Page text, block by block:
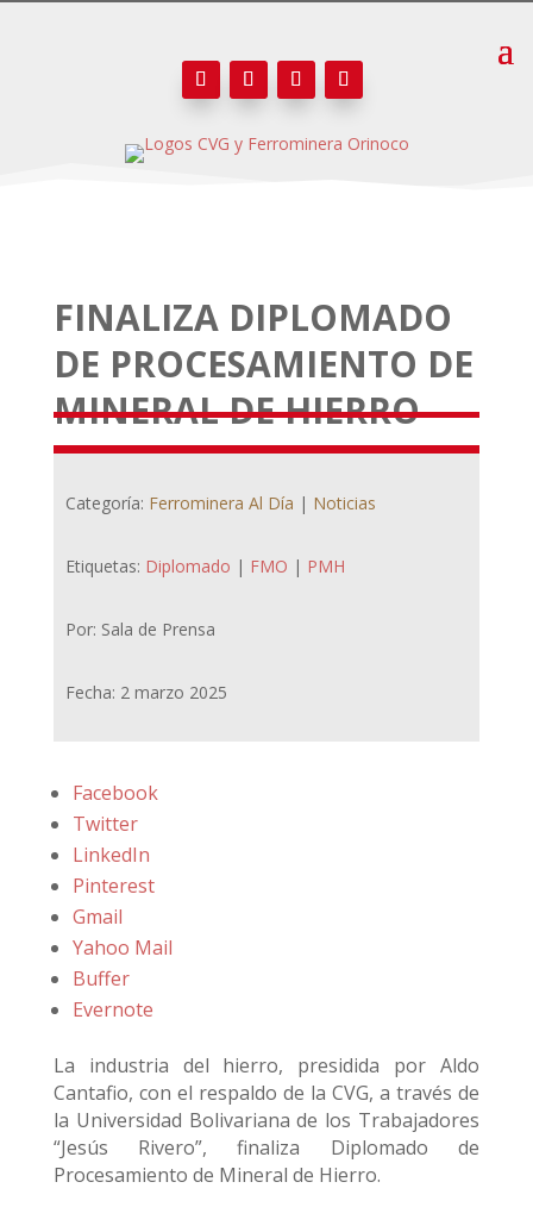
FINALIZA DIPLOMADO
DE PROCESAMIENTO DE
MINERAL DE HIERRO
Categoría: Ferrominera Al Día | Noticias
Etiquetas: Diplomado | FMO | PMH
Por: Sala de Prensa
Fecha: 2 marzo 2025
Facebook
Twitter
LinkedIn
Pinterest
Gmail
Yahoo Mail
Buffer
Evernote
La industria del hierro, presidida por Aldo
Cantafio, con el respaldo de la CVG, a través de
la Universidad Bolivariana de los Trabajadores
“Jesús Rivero”, finaliza Diplomado de
Procesamiento de Mineral de Hierro.